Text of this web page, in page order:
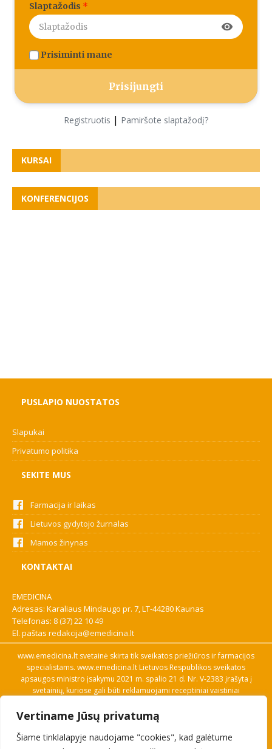
Vertiname Jūsų privatumą
Šiame tinklalapyje naudojame "cookies", kad galėtume
Slaptažodis *
visibility
Prisiminti mane
Registruotis | Pamiršote slaptažodį?
KURSAI
KONFERENCIJOS
PUSLAPIO NUOSTATOS
Slapukai
Privatumo politika
SEKITE MUS
Farmacija ir laikas
Lietuvos gydytojo žurnalas
Mamos žinynas
KONTAKTAI
EMEDICINA
Adresas: Karaliaus Mindaugo pr. 7, LT-44280 Kaunas
Telefonas: 8 (37) 22 10 49
El. paštas redakcija@emedicina.lt
www.emedicina.lt svetainė skirta tik sveikatos priežiūros ir farmacijos
specialistams. www.emedicina.lt Lietuvos Respublikos sveikatos
apsaugos ministro įsakymu 2021 m. spalio 21 d. Nr. V-2383 įrašyta į
svetainių, kuriose gali būti reklamuojami receptiniai vaistiniai
savo profesinę kvalifikaciją. Naudingos nuorodos: Vaistų ir medicinos
pagalbos priemonių kainų paieška, VVKT tinklalapis, Sveikatos
priežiūros ar farmacijos specialisto pranešimo apie įtariamą